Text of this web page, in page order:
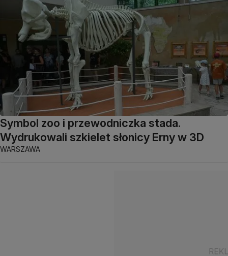
Symbol zoo i przewodniczka stada.
Wydrukowali szkielet słonicy Erny w 3D
WARSZAWA